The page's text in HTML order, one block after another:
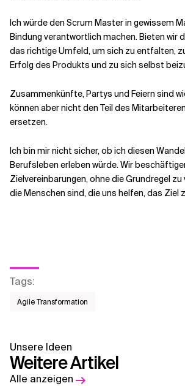
Ich würde den Scrum Master in gewissem
Bindung verantwortlich machen. Bieten wir
das richtige Umfeld, um sich zu entfalten,
Erfolg des Produkts und zu sich selbst
Zusammenkünfte, Partys und Feiern sind
können aber nicht den Teil des
ersetzen.
Ich bin mir nicht sicher, ob ich diesen
Berufsleben erleben würde. Wir
Zielvereinbarungen, ohne die Grundregel
die Menschen sind, die uns helfen, das Ziel
Tags:
Agile Transformation
Unsere Ideen
Weitere Artikel
Alle anzeigen